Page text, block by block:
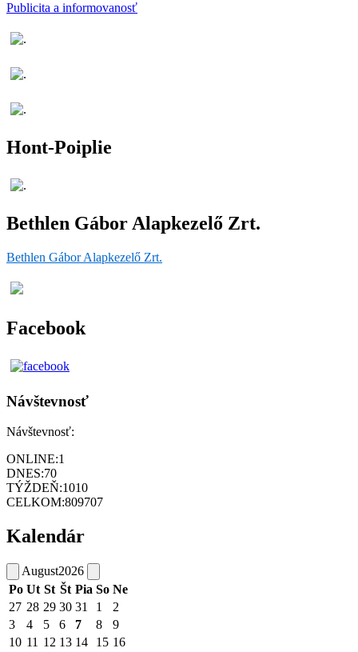
Publicita a informovanosť
Hont-Poiplie
Bethlen Gábor Alapkezelő Zrt.
Bethlen Gábor Alapkezelő Zrt.
Facebook
Návštevnosť
Návštevnosť:
ONLINE:1
DNES:70
TÝŽDEŇ:1010
CELKOM:809707
Kalendár
August2026
Po Ut St Št Pia So Ne
27 28 29 30 31 1
2
3
4 5 6 7 8
9
10 11 12 13 14 15 16